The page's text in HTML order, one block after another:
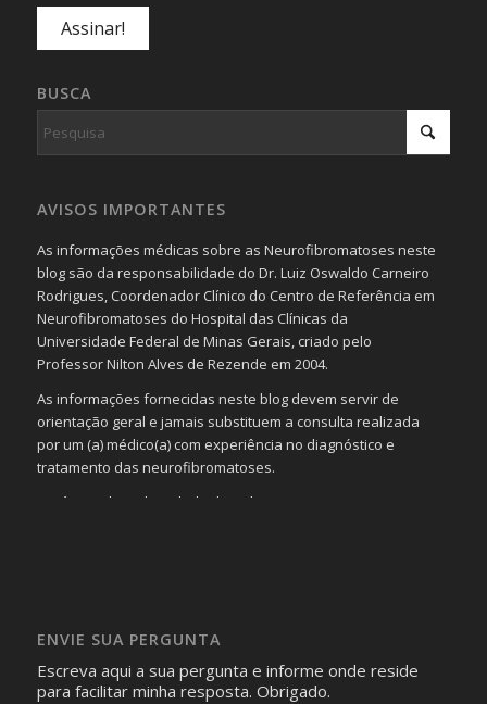
BUSCA
AVISOS IMPORTANTES
As informações médicas sobre as Neurofibromatoses neste
blog são da responsabilidade do Dr. Luiz Oswaldo Carneiro
Rodrigues, Coordenador Clínico do Centro de Referência em
Neurofibromatoses do Hospital das Clínicas da
Universidade Federal de Minas Gerais, criado pelo
Professor Nilton Alves de Rezende em 2004.
As informações fornecidas neste blog devem servir de
orientação geral e jamais substituem a consulta realizada
por um (a) médico(a) com experiência no diagnóstico e
tratamento das neurofibromatoses.
Será omitida a identidade de todas as pessoas que
identificação da pessoa fotografada.
ENVIE SUA PERGUNTA
Escreva aqui a sua pergunta e informe onde reside
para facilitar minha resposta. Obrigado.